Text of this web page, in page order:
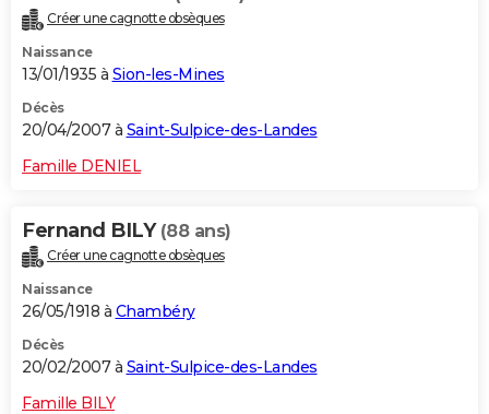
Créer une cagnotte obsèques
Naissance
13/01/1935 à Sion-les-Mines
Décès
20/04/2007 à Saint-Sulpice-des-Landes
Famille DENIEL
Fernand BILY (88 ans)
Créer une cagnotte obsèques
Naissance
26/05/1918 à Chambéry
Décès
20/02/2007 à Saint-Sulpice-des-Landes
Famille BILY